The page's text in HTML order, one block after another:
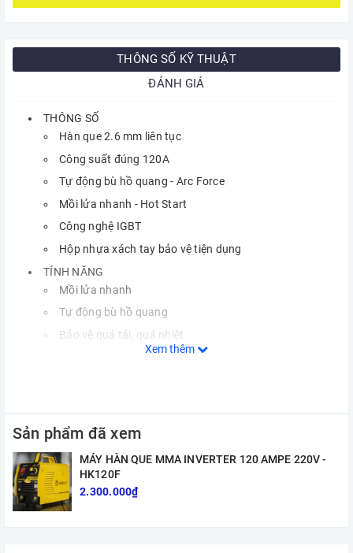
THÔNG SỐ KỸ THUẬT
ĐÁNH GIÁ
THÔNG SỐ
Hàn que 2.6 mm liên tục
Công suất đúng 120A
Tự động bù hồ quang - Arc Force
Mồi lửa nhanh - Hot Start
Công nghệ IGBT
Hộp nhựa xách tay bảo vệ tiện dụng
TÍNH NĂNG
Mồi lửa nhanh
Tự động bù hồ quang
Bảo vệ quá tải, quá nhiệt
Hàn que 1.6 - 3.2 mm.
Hàn sắt, thép, inox
Kìm hàn 200A
Kẹp mát 200A/ 300A 3m kìm hàn, 2m kẹp mát
PHỤ KIỆN MUA THÊM
Xem thêm
Sản phẩm đã xem
MÁY HÀN QUE MMA INVERTER 120 AMPE 220V -
HK120F
2.300.000₫